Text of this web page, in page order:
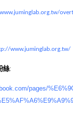
www.juminglab.org.tw/
絲:
pages/